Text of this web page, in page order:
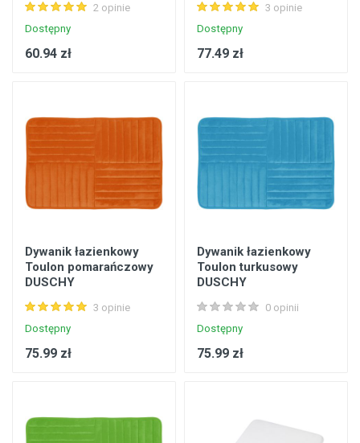
2 opinie
Dostępny
60.94 zł
3 opinie
Dostępny
77.49 zł
Dywanik łazienkowy
Toulon pomarańczowy
DUSCHY
3 opinie
Dostępny
75.99 zł
Dywanik łazienkowy
Toulon turkusowy
DUSCHY
0 opinii
Dostępny
75.99 zł